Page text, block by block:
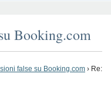
Booking.com
false su Booking.com › Re: